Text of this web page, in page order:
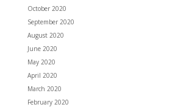
October 2020
September 2020
August 2020
June 2020
May 2020
April 2020
March 2020
February 2020